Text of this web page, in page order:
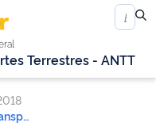
Terrestres - ANTT
Eixo Temático 3 - Serviços de Transporte de Passageiros